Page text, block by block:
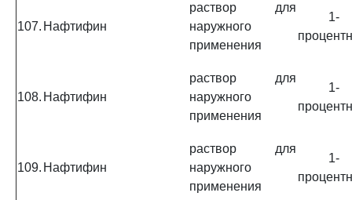
107. Нафтифин
раствор для
наружного
применения
1-
108. Нафтифин
раствор для
наружного
применения
1-
109. Нафтифин
раствор для
наружного
применения
1-